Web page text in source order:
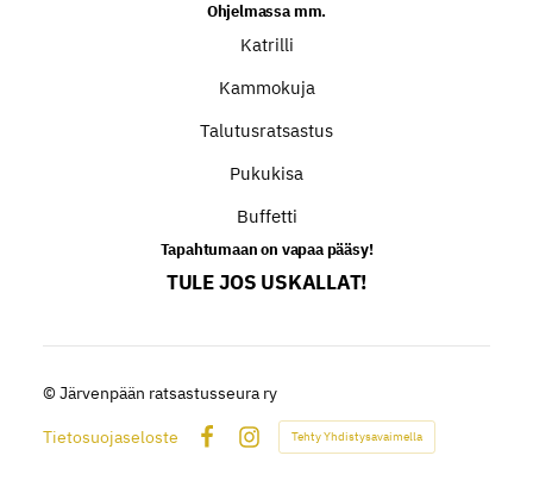
Ohjelmassa mm.
Katrilli
Kammokuja
Talutusratsastus
Pukukisa
Buffetti
Tapahtumaan on vapaa pääsy!
TULE JOS USKALLAT!
© Järvenpään ratsastusseura ry
Tietosuojaseloste
Instagram
Tehty Yhdistysavaimella